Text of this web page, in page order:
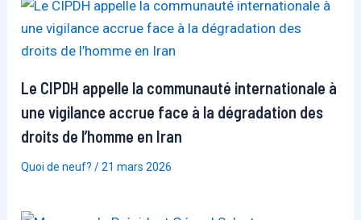
Le CIPDH appelle la communauté internationale à
une vigilance accrue face à la dégradation des
droits de l’homme en Iran
Quoi de neuf? /21 mars 2026